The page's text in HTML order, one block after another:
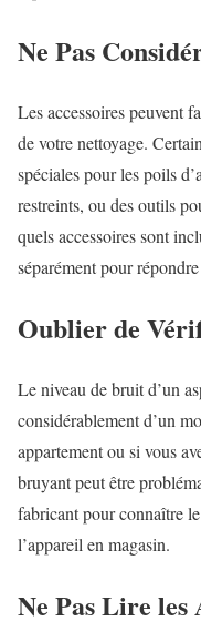
Ne Pas
Les accessoires peuvent
de votre nettoyage.
spéciales pour les poils
restreints, ou des outils
quels accessoires sont
séparément pour
Oublier de
Le niveau de bruit d’un
considérablement d’un
appartement ou si vous
bruyant peut être
fabricant pour connaître
l’appareil en magasin.
Ne Pas Lire